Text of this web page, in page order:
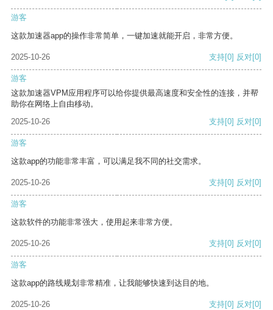
游客
这款加速器app的操作非常简单，一键加速就能开启，非常方便。
2025-10-26 支持[0] 反对[0]
游客
这款加速器VPM应用程序可以给你提供最高速度和安全性的连接，并帮
助你在网络上自由移动。
2025-10-26
支持[0] 反对[0]
游客
这款app的功能非常丰富，可以满足我不同的社交需求。
2025-10-26 支持[0] 反对[0]
游客
这款软件的功能非常强大，使用起来非常方便。
2025-10-26 支持[0] 反对[0]
游客
这款app的路线规划非常精准，让我能够快速到达目的地。
2025-10-26 支持[0] 反对[0]